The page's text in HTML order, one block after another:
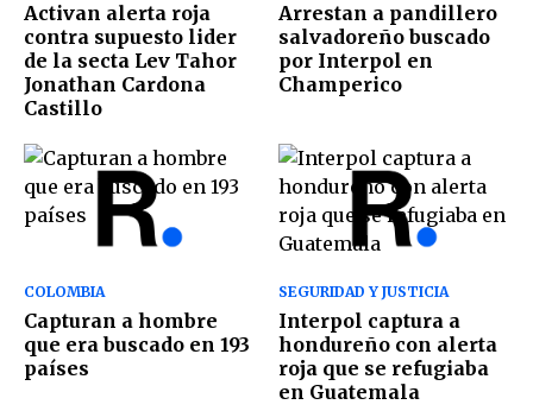
Activan alerta roja
contra supuesto lider
de la secta Lev Tahor
Jonathan Cardona
Castillo
Arrestan a pandillero
salvadoreño buscado
por Interpol en
Champerico
COLOMBIA
Capturan a hombre
que era buscado en 193
países
SEGURIDAD Y JUSTICIA
Interpol captura a
hondureño con alerta
roja que se refugiaba
en Guatemala